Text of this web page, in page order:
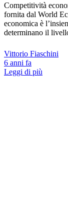
Competitività
fornita dal World
economica è
determinano il
Vittorio Fiaschini
6 anni fa
Leggi di più